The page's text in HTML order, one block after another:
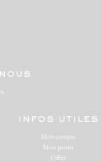
infos utiles
Mon compte
Mon panier
Offrir